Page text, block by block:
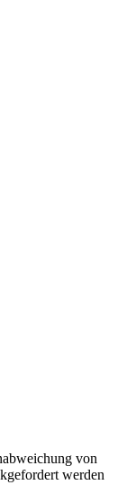
von
werden